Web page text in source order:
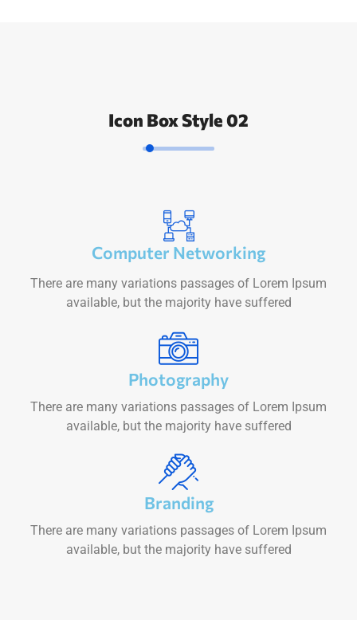
Icon Box Style 02
Computer Networking
There are many variations passages of Lorem Ipsum
available, but the majority have suffered
Photography
There are many variations passages of Lorem Ipsum
available, but the majority have suffered
Branding
There are many variations passages of Lorem Ipsum
available, but the majority have suffered